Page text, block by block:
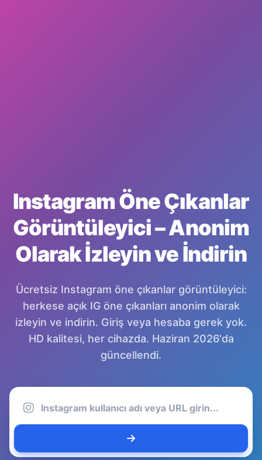
Instagram Öne Çıkanlar
Görüntüleyici – Anonim
Olarak İzleyin ve İndirin
Ücretsiz Instagram öne çıkanlar görüntüleyici:
herkese açık IG öne çıkanları anonim olarak
izleyin ve indirin. Giriş veya hesaba gerek yok.
HD kalitesi, her cihazda. Haziran 2026'da
güncellendi.